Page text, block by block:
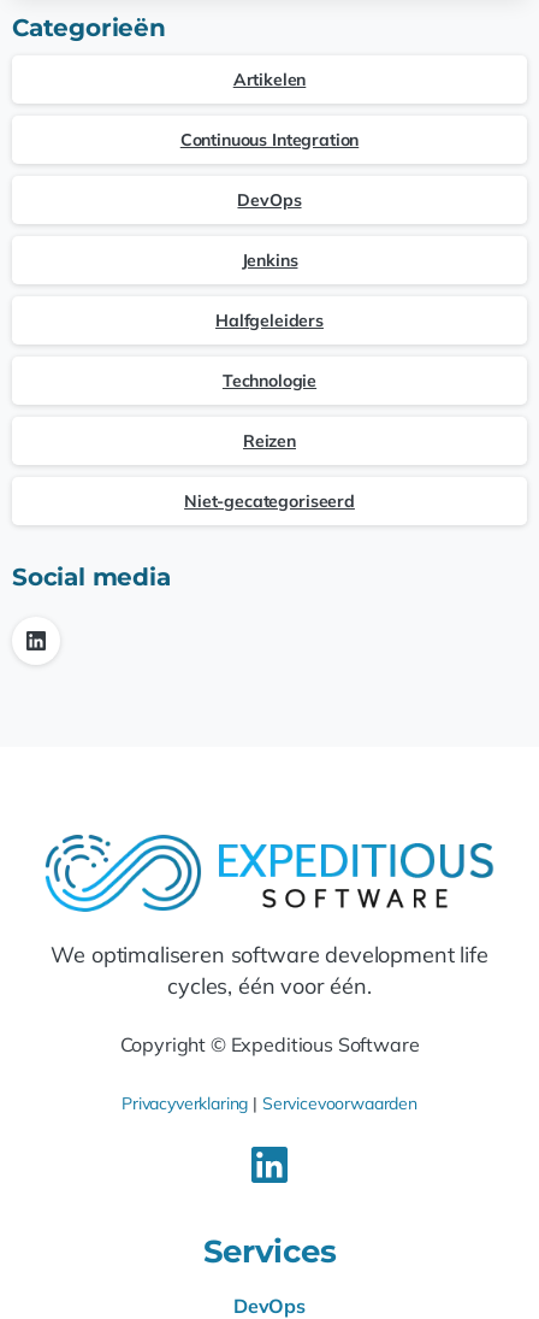
Categorieën
Artikelen
Continuous Integration
DevOps
Jenkins
Halfgeleiders
Technologie
Reizen
Niet-gecategoriseerd
Social media
We optimaliseren software development life
cycles, één voor één.
Copyright © Expeditious Software
Privacyverklaring | Servicevoorwaarden
Services
DevOps